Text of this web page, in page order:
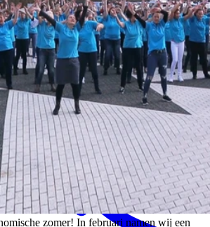
zomer! In februari namen wij een